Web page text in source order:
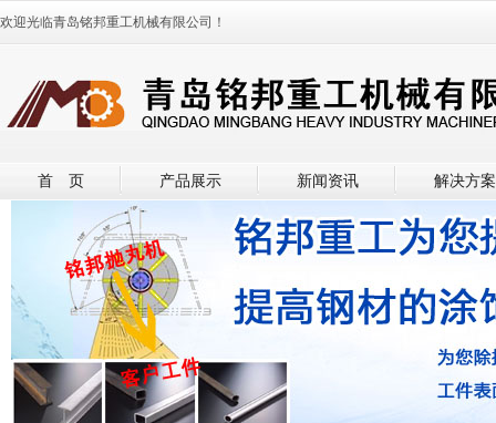
欢迎光临青岛铭邦重工机械有限公司！
首 页 产品展示 新闻资讯 解决方案